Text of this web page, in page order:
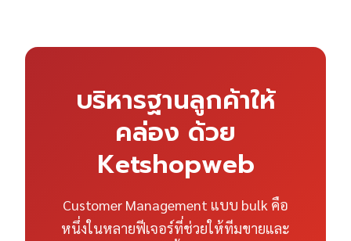
บริหารฐานลูกค้าให้
คล่อง ด้วย
Ketshopweb
Customer Management แบบ bulk คือ
หนึ่งในหลายฟีเจอร์ที่ช่วยให้ทีมขายและ